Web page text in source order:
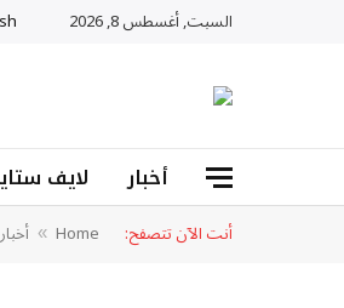
السبت, أغسطس 8, 2026
أخبار لايف
أنت الآن تتصفح: Home
» أخبار